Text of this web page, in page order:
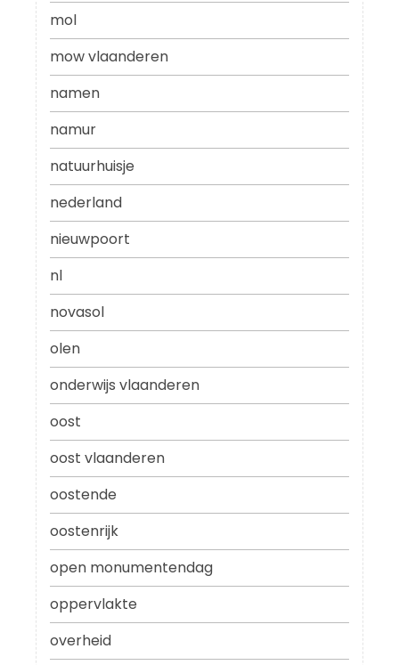
mol
mow vlaanderen
namen
namur
natuurhuisje
nederland
nieuwpoort
nl
novasol
olen
onderwijs vlaanderen
oost
oost vlaanderen
oostende
oostenrijk
open monumentendag
oppervlakte
overheid